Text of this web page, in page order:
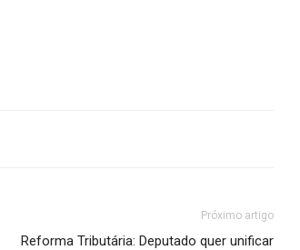
Próximo artigo
Reforma Tributária: Deputado quer unificar